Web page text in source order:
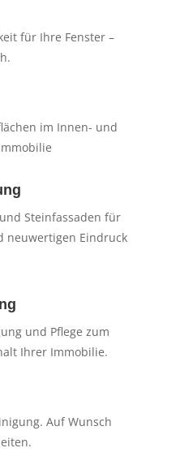
für Ihre Fenster –
im Innen- und
Steinfassaden für
neuwertigen Eindruck
und Pflege zum
Ihrer Immobilie.
Auf Wunsch